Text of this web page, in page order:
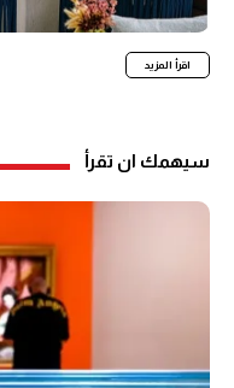
اقرأ المزيد
سيهمك ان تقرأ